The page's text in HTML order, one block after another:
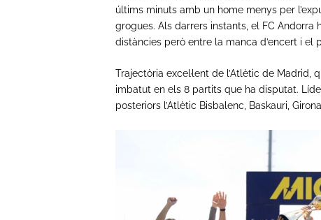
últims minuts amb un home menys per
grogues. Als darrers instants, el FC
distàncies però entre la manca d’encert i el
Trajectòria excel·lent de l’Atlètic de
imbatut en els 8 partits que ha disputat.
posteriors l’Atlètic Bisbalenc, Baskauri,